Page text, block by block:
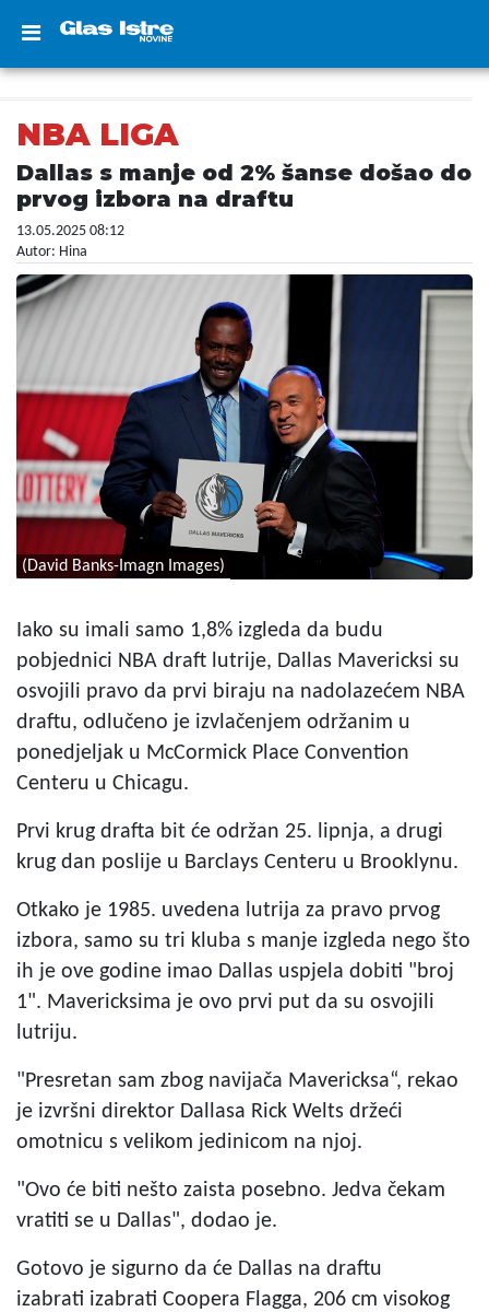
NBA LIGA
Dallas s manje od 2% šanse došao do
prvog izbora na draftu
13.05.2025 08:12
Autor: Hina
(David Banks-Imagn Images)
Iako su imali samo 1,8% izgleda da budu
pobjednici NBA draft lutrije, Dallas Mavericksi su
osvojili pravo da prvi biraju na nadolazećem NBA
draftu, odlučeno je izvlačenjem održanim u
ponedjeljak u McCormick Place Convention
Centeru u Chicagu.
Prvi krug drafta bit će održan 25. lipnja, a drugi
krug dan poslije u Barclays Centeru u Brooklynu.
Otkako je 1985. uvedena lutrija za pravo prvog
izbora, samo su tri kluba s manje izgleda nego što
ih je ove godine imao Dallas uspjela dobiti "broj
1". Mavericksima je ovo prvi put da su osvojili
lutriju.
"Presretan sam zbog navijača Mavericksa“, rekao
je izvršni direktor Dallasa Rick Welts držeći
omotnicu s velikom jedinicom na njoj.
"Ovo će biti nešto zaista posebno. Jedva čekam
vratiti se u Dallas", dodao je.
Gotovo je sigurno da će Dallas na draftu
izabrati izabrati Coopera Flagga, 206 cm visokog